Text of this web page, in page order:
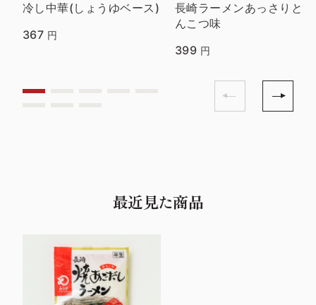
冷し中華(しょうゆベース)
367 円
長崎ラーメンあっさりと
んこつ味
399 円
最近見た商品